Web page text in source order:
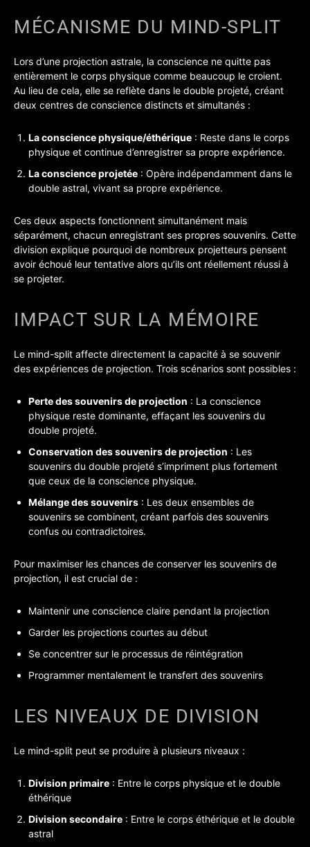
MÉCANISME DU MIND-SPLIT
Lors d’une projection astrale, la conscience ne quitte pas
entièrement le corps physique comme beaucoup le croient.
Au lieu de cela, elle se reflète dans le double projeté, créant
deux centres de conscience distincts et simultanés :
La conscience physique/éthérique : Reste dans le corps
physique et continue d’enregistrer sa propre expérience.
La conscience projetée : Opère indépendamment dans le
double astral, vivant sa propre expérience.
Ces deux aspects fonctionnent simultanément mais
séparément, chacun enregistrant ses propres souvenirs. Cette
division explique pourquoi de nombreux projetteurs pensent
avoir échoué leur tentative alors qu’ils ont réellement réussi à
se projeter.
IMPACT SUR LA MÉMOIRE
Le mind-split affecte directement la capacité à se souvenir
des expériences de projection. Trois scénarios sont possibles :
Perte des souvenirs de projection : La conscience
physique reste dominante, effaçant les souvenirs du
double projeté.
Conservation des souvenirs de projection : Les
souvenirs du double projeté s’impriment plus fortement
que ceux de la conscience physique.
Mélange des souvenirs : Les deux ensembles de
souvenirs se combinent, créant parfois des souvenirs
confus ou contradictoires.
Pour maximiser les chances de conserver les souvenirs de
projection, il est crucial de :
Maintenir une conscience claire pendant la projection
Garder les projections courtes au début
Se concentrer sur le processus de réintégration
Programmer mentalement le transfert des souvenirs
LES NIVEAUX DE DIVISION
Le mind-split peut se produire à plusieurs niveaux :
Division primaire : Entre le corps physique et le double
éthérique
Division secondaire : Entre le corps éthérique et le double
astral